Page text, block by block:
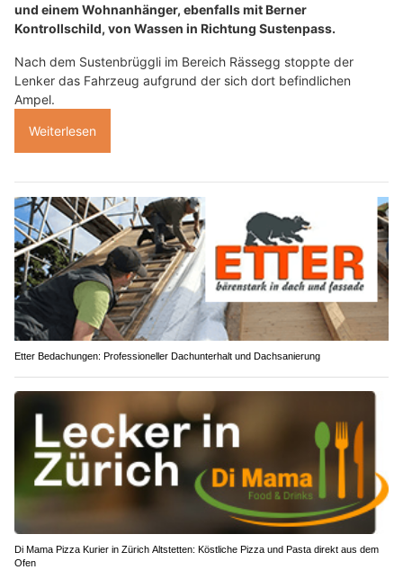
und einem Wohnanhänger, ebenfalls mit Berner
Kontrollschild, von Wassen in Richtung Sustenpass.
Nach dem Sustenbrüggli im Bereich Rässegg stoppte der
Lenker das Fahrzeug aufgrund der sich dort befindlichen
Ampel.
Weiterlesen
Etter Bedachungen: Professioneller Dachunterhalt und Dachsanierung
Di Mama Pizza Kurier in Zürich Altstetten: Köstliche Pizza und Pasta direkt aus dem
Ofen